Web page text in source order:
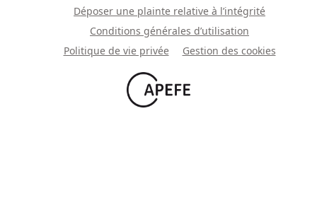
Déposer une plainte relative à l’intégrité
Conditions générales d’utilisation
Politique de vie privée
Gestion des cookies